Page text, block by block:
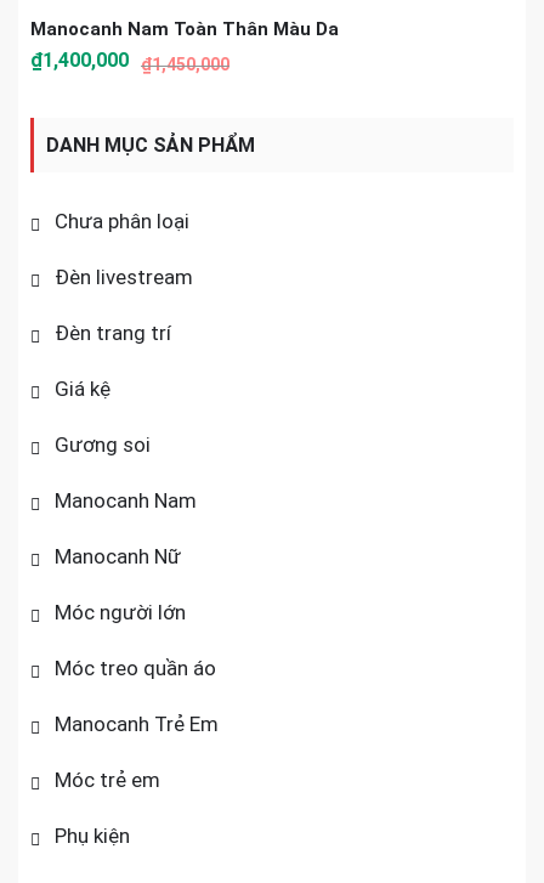
Manocanh Nam Toàn Thân Màu Da
₫1,450,000
₫1,400,000
DANH MỤC SẢN PHẨM
Chưa phân loại
Đèn livestream
Đèn trang trí
Giá kệ
Gương soi
Manocanh Nam
Manocanh Nữ
Móc người lớn
Móc treo quần áo
Manocanh Trẻ Em
Móc trẻ em
Phụ kiện